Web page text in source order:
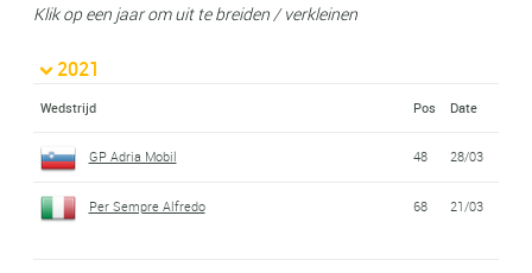
Klik op een jaar om uit te breiden / verkleinen
2021
Wedstrijd Pos Date
GP Adria Mobil 48 28/03
Per Sempre Alfredo 68 21/03